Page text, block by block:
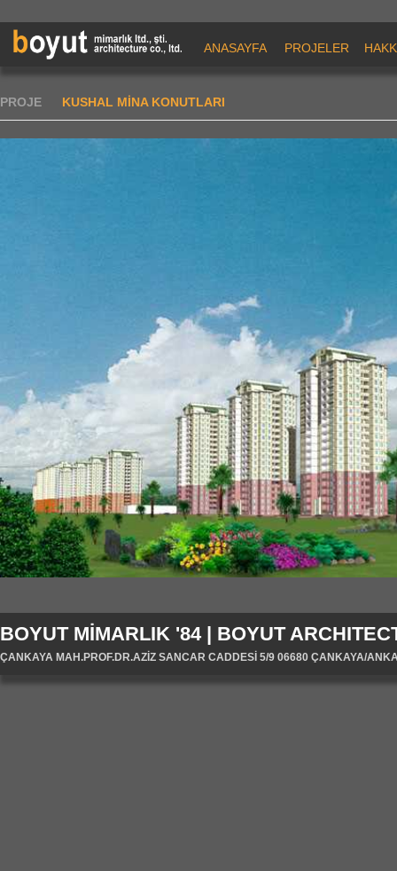
ANASAYFA PROJELER
PROJE KUSHAL MİNA KONUTLARI
BOYUT MİMARLIK '84 | BOYUT
ÇANKAYA MAH.PROF.DR.AZİZ SANCAR CADDESİ 5/9 06680 ÇANKAYA/